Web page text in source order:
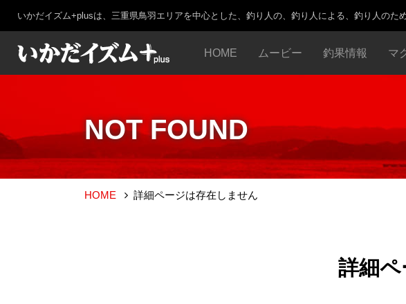
いかだイズム+plusは、三重県鳥羽エリアを中心とした、釣り人の、釣り人による、釣り人のた
HOME ムービー 釣果情報 マ
NOT FOUND
HOME 詳細ページは存在しません
詳細